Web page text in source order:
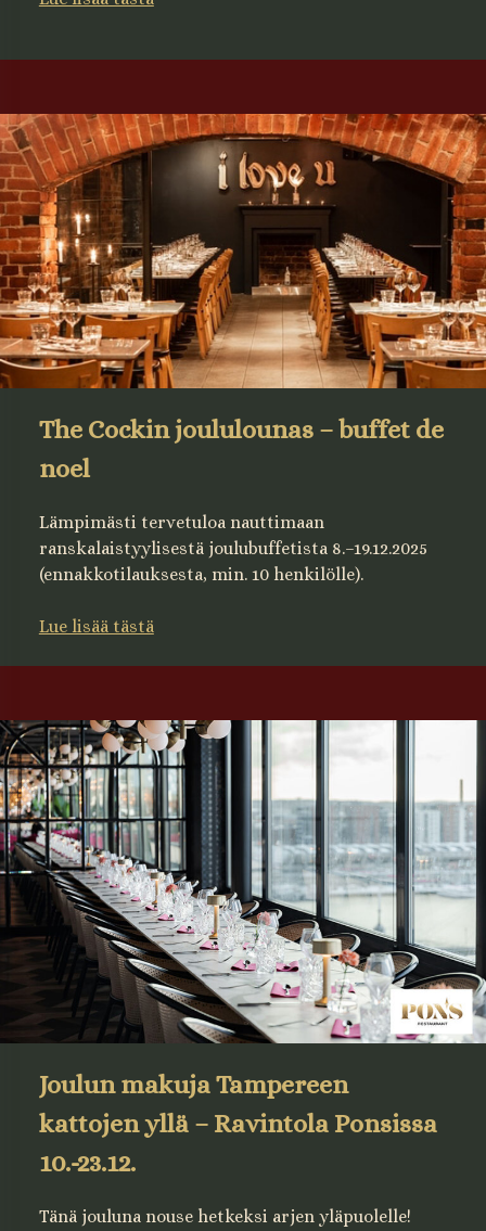
The Cockin joululounas – buffet de
noel
Lämpimästi tervetuloa nauttimaan
ranskalaistyylisestä joulubuffetista 8.–19.12.2025
(ennakkotilauksesta, min. 10 henkilölle).
Lue lisää tästä
Joulun makuja Tampereen
kattojen yllä – Ravintola Ponsissa
10.-23.12.
Tänä jouluna nouse hetkeksi arjen yläpuolelle!